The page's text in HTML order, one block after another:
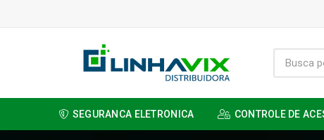
SEGURANCA ELETRONICA CONTROLE DE